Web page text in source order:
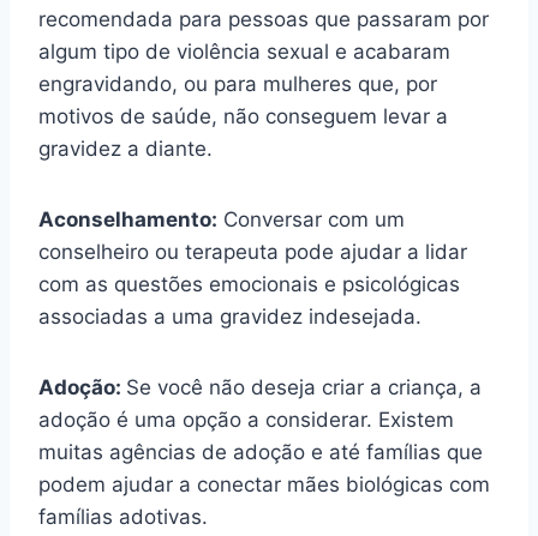
recomendada para pessoas que passaram por
algum tipo de violência sexual e acabaram
engravidando, ou para mulheres que, por
motivos de saúde, não conseguem levar a
gravidez a diante.
Aconselhamento: Conversar com um
conselheiro ou terapeuta pode ajudar a lidar
com as questões emocionais e psicológicas
associadas a uma gravidez indesejada.
Adoção: Se você não deseja criar a criança, a
adoção é uma opção a considerar. Existem
muitas agências de adoção e até famílias que
podem ajudar a conectar mães biológicas com
famílias adotivas.